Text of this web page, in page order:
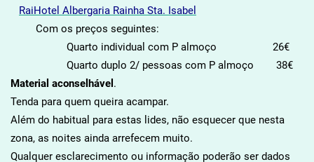
RaiHotel Albergaria Rainha Sta. Isabel
Com os preços seguintes:
Quarto individual com P almoço 26€
Quarto duplo 2/ pessoas com P almoço 38€
Material aconselhável .
Tenda para quem queira acampar.
Além do habitual para estas lides, não esquecer que nesta
zona, as noites ainda arrefecem muito.
Qualquer esclarecimento ou informação poderão ser dados